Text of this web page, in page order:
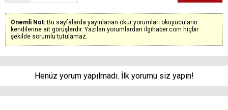
Önemli Not: Bu sayfalarda yayınlanan okur yorumları okuyucuların
kendilerine ait görüşlerdir. Yazılan yorumlardan ilgihaber.com hiçbir
şekilde sorumlu tutulamaz.
Henüz yorum yapılmadı. İlk yorumu siz yapın!